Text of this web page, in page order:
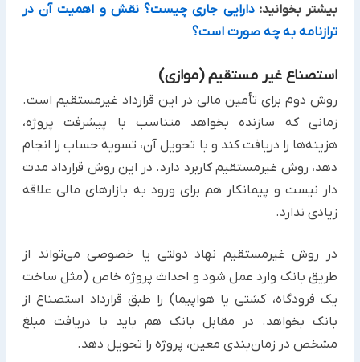
بیشتر بخوانید:دارایی جاری چیست؟ نقش و اهمیت آن در
ترازنامه به چه صورت است؟
استصناع غیر مستقیم (موازی)‏
روش دوم برای تأمین مالی در این قرارداد غیرمستقیم است.
زمانی که سازنده بخواهد متناسب با پیشرفت پروژه،
هزینه‌ها را ‏دریافت کند و با تحویل آن، تسویه حساب را انجام
دهد، روش غیرمستقیم کاربرد دارد. در این روش قرارداد مدت
دار نیست و ‏پیمانکار هم برای ورود به بازارهای مالی علاقه
زیادی ندارد. ‏
در روش غیرمستقیم نهاد دولتی یا خصوصی می‌تواند از
طریق بانک وارد عمل شود و احداث پروژه خاص (مثل ساخت
یک ‏فرودگاه، کشتی یا هواپیما) را طبق قرارداد استصناع از
بانک بخواهد. در مقابل بانک هم باید با دریافت مبلغ
مشخص در ‏زمان‌بندی معین، پروژه را تحویل دهد.‏